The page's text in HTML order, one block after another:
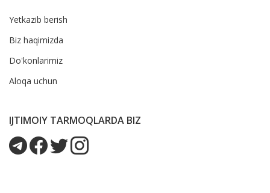
Yetkazib berish
Biz haqimizda
Do'konlarimiz
Aloqa uchun
IJTIMOIY TARMOQLARDA BIZ